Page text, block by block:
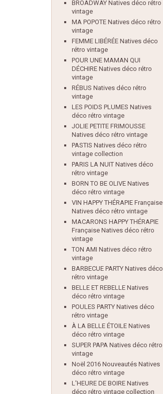
BROADWAY Natives déco rétro
vintage
MA POPOTE Natives déco rétro
vintage
FEMME LIBÉRÉE Natives déco
rétro vintage
POUR UNE MAMAN QUI
DÉCHIRE Natives déco rétro
vintage
RÉBUS Natives déco rétro
vintage
LES POIDS PLUMES Natives
déco rétro vintage
JOLIE PETITE FRIMOUSSE
Natives déco rétro vintage
PASTIS Natives déco rétro
vintage collection
PARIS LA NUIT Natives déco
rétro vintage
BORN TO BE OLIVE Natives
déco rétro vintage
VIN HAPPY THÉRAPIE Française
Natives déco rétro vintage
MACARONS HAPPY THÉRAPIE
Française Natives déco rétro
vintage
TON AMI Natives déco rétro
vintage
BARBECUE PARTY Natives déco
rétro vintage
BELLE ET REBELLE Natives
déco rétro vintage
POULES PARTY Natives déco
rétro vintage
À LA BELLE ÉTOILE Natives
déco rétro vintage
SUPER PAPA Natives déco rétro
vintage
Noël 2016 Nouveautés Natives
déco rétro vintage
L'HEURE DE BOIRE Natives
déco rétro vintage collection